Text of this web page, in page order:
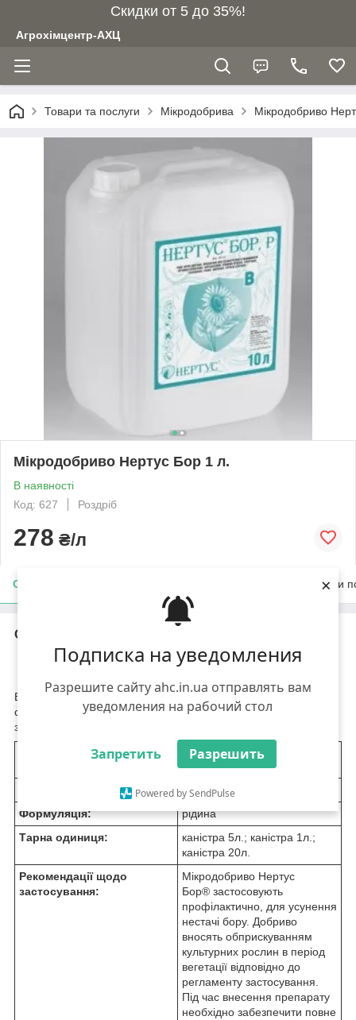
Подписка на уведомления
Разрешите сайту ahc.in.ua отправлять вам
уведомления на рабочий стол
Запретить Разрешить
Powered by SendPulse
×
Скидки от 5 до 35%!
Агрохімцентр-АХЦ
Товари та послуги Мікродобрива Мікродобриво
Мікродобриво Нертус Бор 1 л.
В наявності
Код: 627
Роздріб
278 ₴/л
Опис Умови
Опис
Мікродобриво Нертус Бор
Висококонцентроване рідке борне добриво для підживлення
сільськогосподарських культур в період вегетації. Легко
засвоюється рослинами завдяки органічній формі.
Діюча речовина: В (бор-етаноламін), 15 %
ТОВ "Харків Хімпром"
Формуляція:
рідина
Тарна одиниця:
каністра 5л.; каністра 1л.;
каністра 20л.
Рекомендації щодо
застосування:
Мікродобриво Нертус
Бор® застосовують
профілактично, для усунення
нестачі бору. Добриво
вносять обприскуванням
культурних рослин в період
вегетації відповідно до
регламенту застосування.
Під час внесення препарату
необхідно забезпечити повне